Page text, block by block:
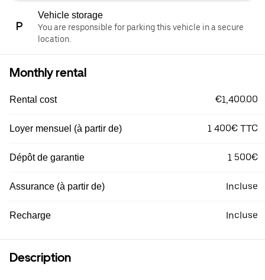
Vehicle storage
You are responsible for parking this vehicle in a secure
location.
Monthly rental
Rental cost €1,400.00
Loyer mensuel (à partir de) 1 400€ TTC
Dépôt de garantie 1 500€
Assurance (à partir de) Incluse
Recharge Incluse
Description